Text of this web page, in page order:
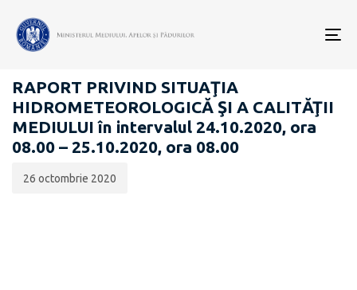
RAPOARTE ZILNICE STAREA MEDIULUI
RAPORT PRIVIND SITUAŢIA
HIDROMETEOROLOGICĂ ŞI A CALITĂŢII
MEDIULUI în intervalul 24.10.2020, ora
08.00 – 25.10.2020, ora 08.00
publicării:
26 octombrie 2020